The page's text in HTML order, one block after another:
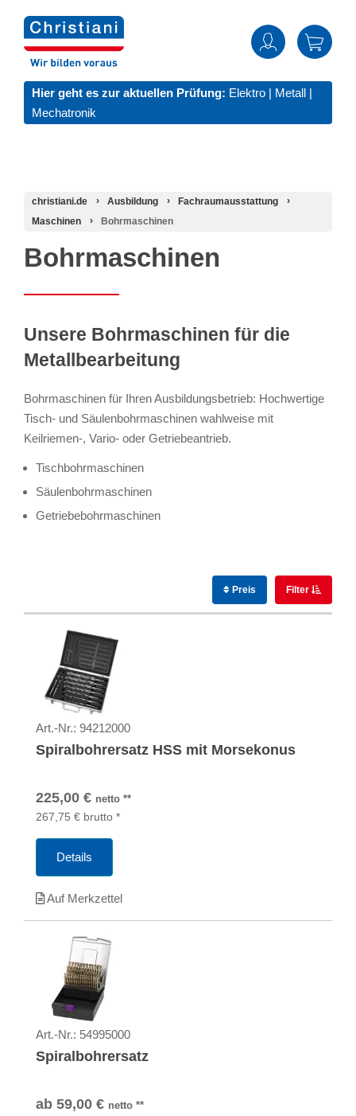
Hier geht es zur aktuellen Prüfung: Elektro | Metall |
Mechatronik
christiani.de Ausbildung
Fachraumausstattung
Maschinen
Bohrmaschinen
Bohrmaschinen
Unsere Bohrmaschinen für die
Metallbearbeitung
Bohrmaschinen für Ihren Ausbildungsbetrieb: Hochwertige
Tisch- und Säulenbohrmaschinen wahlweise mit
Keilriemen-, Vario- oder Getriebeantrieb.
Tischbohrmaschinen
Säulenbohrmaschinen
Getriebebohrmaschinen
Preis Filter
Art.-Nr.: 94212000
Spiralbohrersatz HSS mit Morsekonus
225,00 € netto **
267,75 € brutto *
Details
Auf Merkzettel
Art.-Nr.: 54995000
Spiralbohrersatz
ab 59,00 € netto **